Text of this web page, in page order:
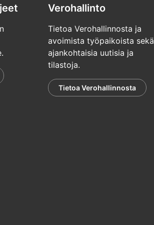
Verohallinto
Tietoa Verohallinnosta ja
avoimista työpaikoista sekä
ajankohtaisia uutisia ja
tilastoja.
Tietoa Verohallinnosta